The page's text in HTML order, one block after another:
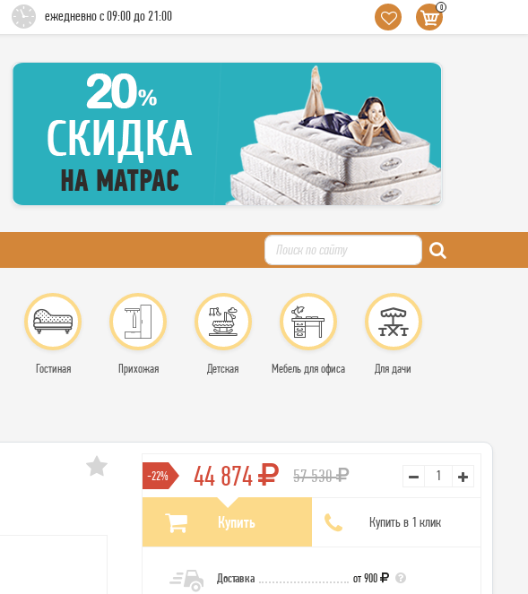
ежедневно с 09:00 до 21:00
0
Гостиная Прихожая Детская Мебель для офиса Для дачи
-22% 44 874 57 530
Купить Купить в 1 клик
Доставка от 900